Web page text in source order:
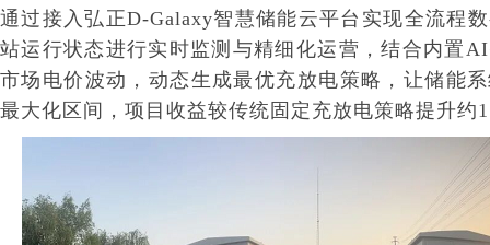
通过接入弘正D-Galaxy智慧储能云平台实现全流程
站运行状态进行实时监测与精细化运营，结合内置
市场电价波动，动态生成最优充放电策略，让储能
最大化区间，项目收益较传统固定充放电策略提升约